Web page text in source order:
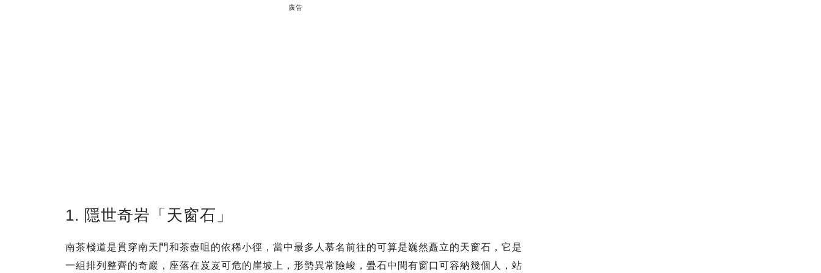
廣告
1. 隱世奇岩「天窗石」
南茶棧道是貫穿南天門和茶壺咀的依稀小徑，當中最多人慕名前往的可算是巍然矗立的天窗石，它是
一組排列整齊的奇巖，座落在岌岌可危的崖坡上，形勢異常險峻，疊石中間有窗口可容納幾個人，站